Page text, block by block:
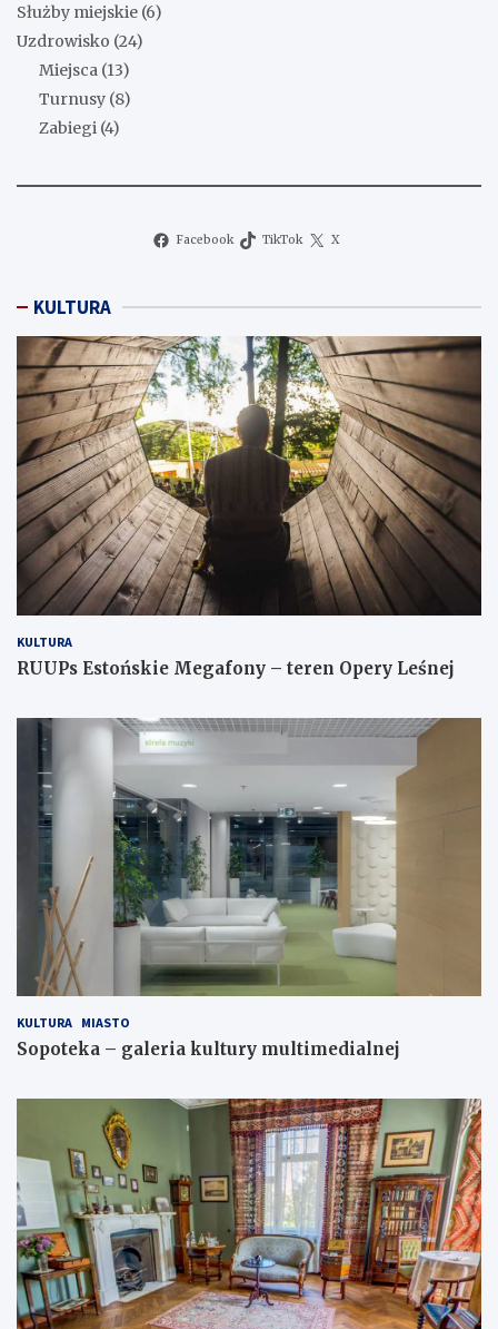
Służby miejskie (6)
Uzdrowisko (24)
Miejsca (13)
Turnusy (8)
Zabiegi (4)
Facebook TikTok X
KULTURA
KULTURA
RUUPs Estońskie Megafony – teren Opery Leśnej
KULTURA MIASTO
Sopoteka – galeria kultury multimedialnej